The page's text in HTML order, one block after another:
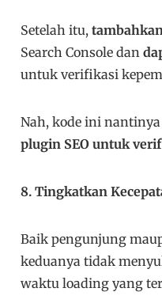
Setelah itu,
Search Console dan
untuk verifikasi
Nah, kode ini
plugin SEO untuk
8. Tingkatkan
Baik pengunjung
keduanya tidak
waktu loading yang